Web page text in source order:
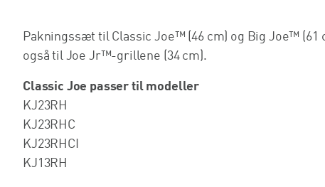
Pakningssæt til Classic Joe™ (46 cm) og Big Joe™
også til Joe Jr™-grillene (34 cm).
Classic Joe passer til modeller
KJ23RH
KJ23RHC
KJ23RHCI
KJ13RH